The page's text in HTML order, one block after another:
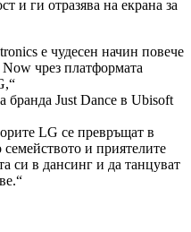
и ги отразява на екрана за
е чудесен начин повече
Now чрез платформата
бранда Just Dance в Ubisoft
LG се превръщат в
и приятелите
си в дансинг и да танцуват